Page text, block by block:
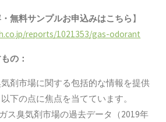
無料サンプルお申込みはこちら】
reports/1021353/gas-odorant
の：
剤市場に関する包括的な情報を提供
下の点に焦点を当てています。
ス臭気剤市場の過去データ（2019年